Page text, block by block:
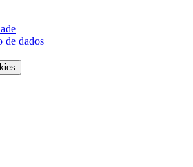
de dados